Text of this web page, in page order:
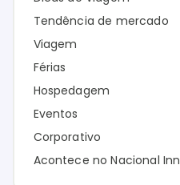
Tendência de mercado
Viagem
Férias
Hospedagem
Eventos
Corporativo
Acontece no Nacional Inn